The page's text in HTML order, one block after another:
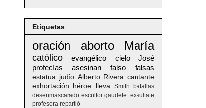
Etiquetas
oración aborto María
católico evangélico cielo
José
profecías
asesinan falso falsas
estatua judío Alberto Rivera cantante
exhortación
héroe lleva Smith
batallas
desenmascarado escultor gaudete. exsultate
profesora repartió